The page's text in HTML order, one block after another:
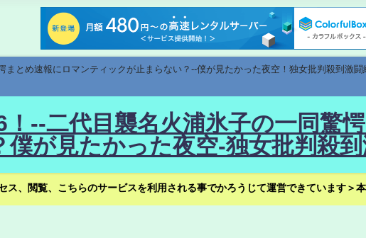
まとめ速報にロマンティックが止まらない？--僕が見たかった夜空！独女批判殺到激
--二代目襲名火浦氷子の一同驚
僕が見たかった夜空-独女批判殺
ス、閲覧、こちらのサービスを利用される事でかろうじて運営できています＞